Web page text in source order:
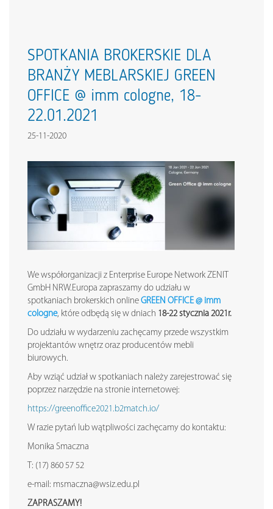
SPOTKANIA BROKERSKIE DLA
BRANŻY MEBLARSKIEJ GREEN
OFFICE @ imm cologne, 18-
22.01.2021
25-11-2020
We współorganizacji z Enterprise Europe Network ZENIT
GmbH NRW.Europa zapraszamy do udziału w
spotkaniach brokerskich online GREEN OFFICE @ imm
cologne, które odbędą się w dniach 18-22 stycznia 2021r.
Do udziału w wydarzeniu zachęcamy przede wszystkim
projektantów wnętrz oraz producentów mebli
biurowych.
Aby wziąć udział w spotkaniach należy zarejestrować się
poprzez narzędzie na stronie internetowej:
https://greenoffice2021.b2match.io/
W razie pytań lub wątpliwości zachęcamy do kontaktu:
Monika Smaczna
T: (17) 860 57 52
e-mail: msmaczna@wsiz.edu.pl
ZAPRASZAMY!